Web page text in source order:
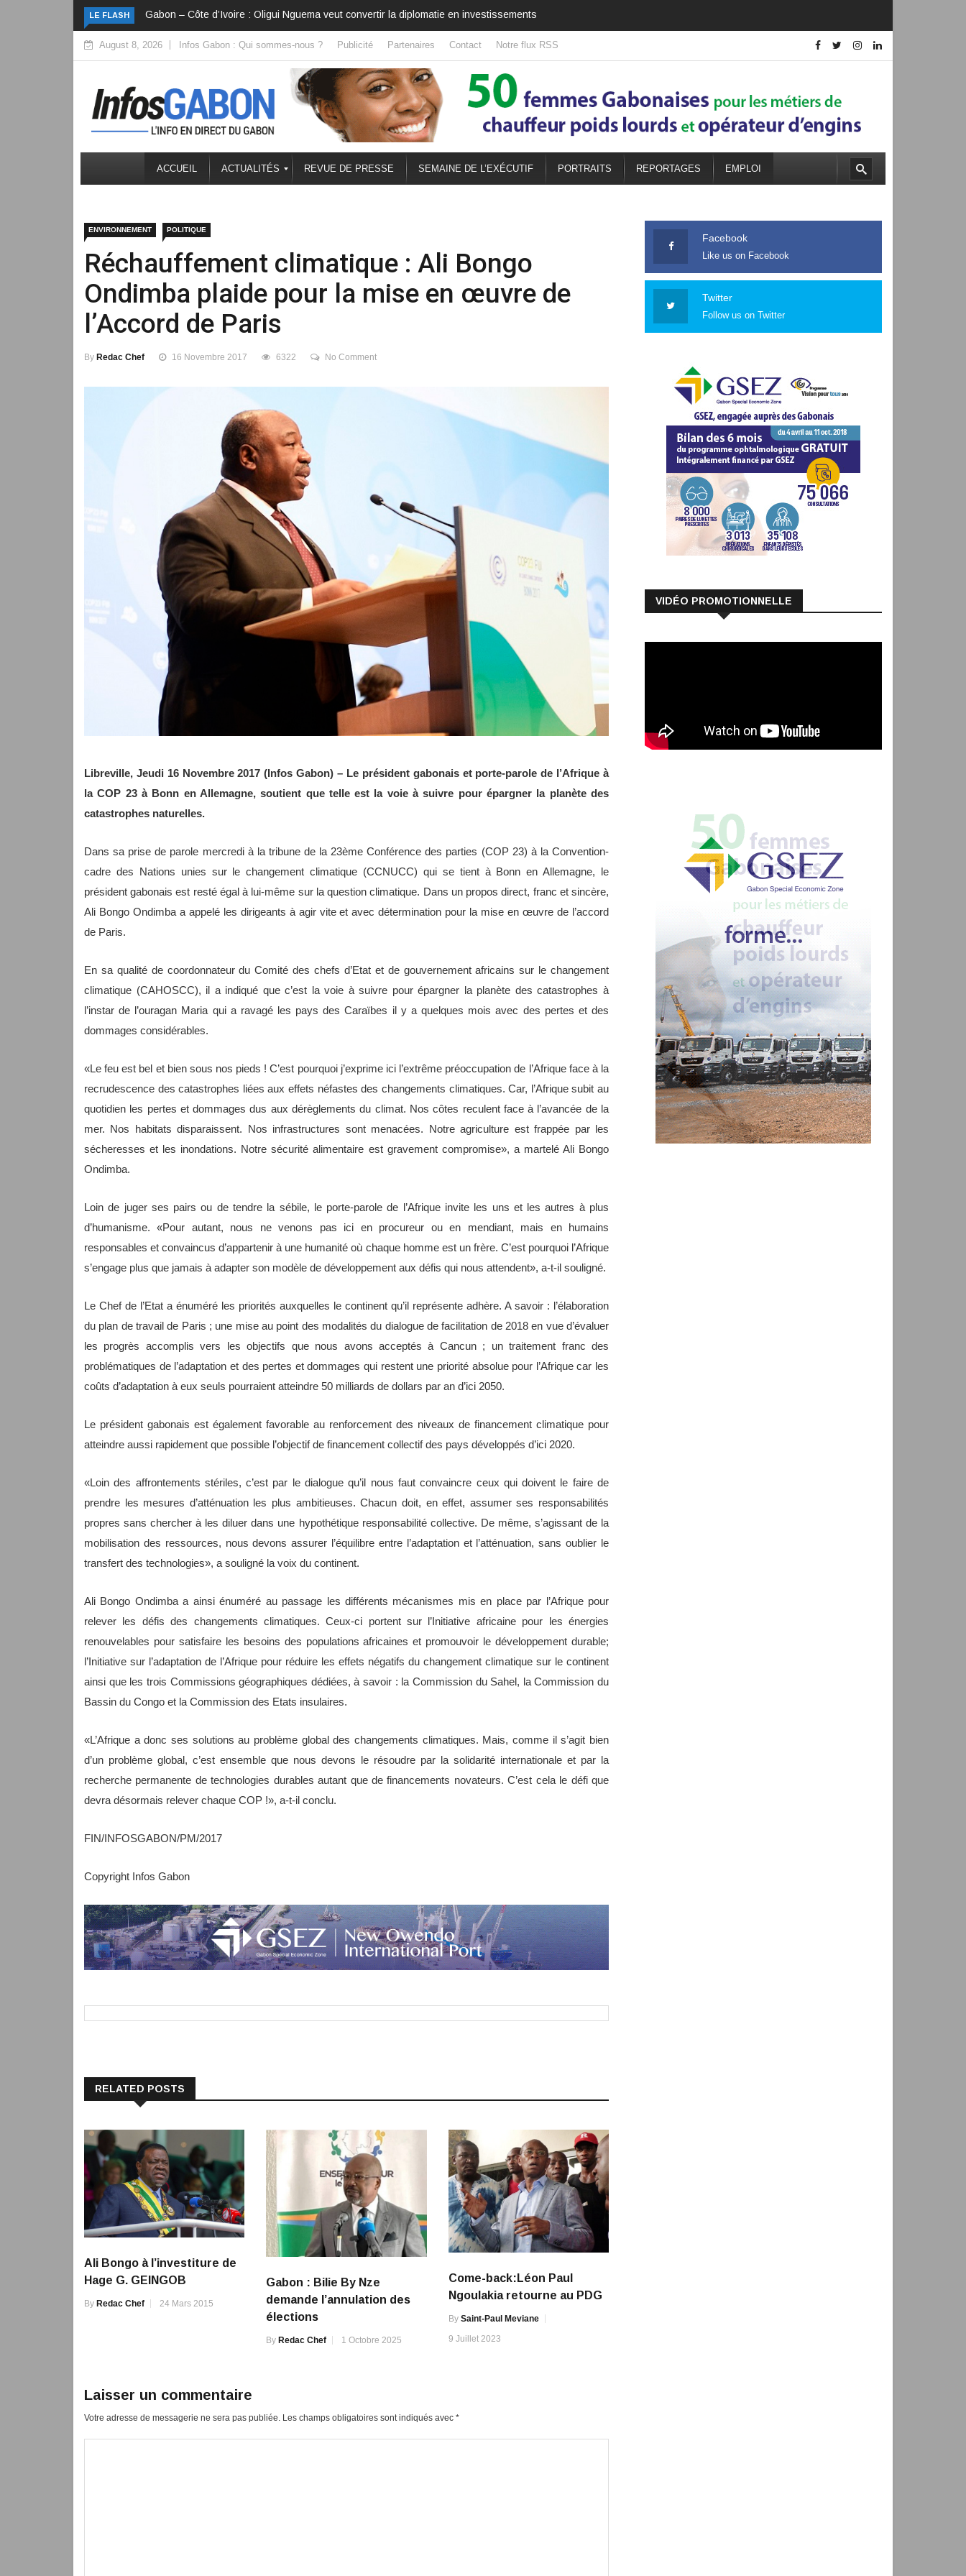
LE FLASH Côte d’Ivoire : Une fête nationale qui célèbre aussi l’amitié africaine
August 8, 2026 Infos Gabon : Qui sommes-nous ? Publicité Partenaires Contact Notre flux RSS
ACCUEIL ACTUALITÉS REVUE DE PRESSE SEMAINE DE L’EXÉCUTIF PORTRAITS REPORTAGES EMPLOI
ENVIRONNEMENT POLITIQUE
Réchauffement climatique : Ali Bongo
Ondimba plaide pour la mise en œuvre de
l’Accord de Paris
By Redac Chef 16 Novembre 2017 6322 No Comment
Libreville, Jeudi 16 Novembre 2017 (Infos Gabon) – Le président gabonais et porte-parole de l’Afrique à
la COP 23 à Bonn en Allemagne, soutient que telle est la voie à suivre pour épargner la planète des
catastrophes naturelles.
Dans sa prise de parole mercredi à la tribune de la 23ème Conférence des parties (COP 23) à la Convention-
cadre des Nations unies sur le changement climatique (CCNUCC) qui se tient à Bonn en Allemagne, le
président gabonais est resté égal à lui-même sur la question climatique. Dans un propos direct, franc et sincère,
Ali Bongo Ondimba a appelé les dirigeants à agir vite et avec détermination pour la mise en œuvre de l’accord
de Paris.
En sa qualité de coordonnateur du Comité des chefs d’Etat et de gouvernement africains sur le changement
climatique (CAHOSCC), il a indiqué que c’est la voie à suivre pour épargner la planète des catastrophes à
l’instar de l’ouragan Maria qui a ravagé les pays des Caraïbes il y a quelques mois avec des pertes et des
dommages considérables.
«Le feu est bel et bien sous nos pieds ! C’est pourquoi j’exprime ici l’extrême préoccupation de l’Afrique face à la
recrudescence des catastrophes liées aux effets néfastes des changements climatiques. Car, l’Afrique subit au
quotidien les pertes et dommages dus aux dérèglements du climat. Nos côtes reculent face à l’avancée de la
mer. Nos habitats disparaissent. Nos infrastructures sont menacées. Notre agriculture est frappée par les
sécheresses et les inondations. Notre sécurité alimentaire est gravement compromise», a martelé Ali Bongo
Ondimba.
Loin de juger ses pairs ou de tendre la sébile, le porte-parole de l’Afrique invite les uns et les autres à plus
d’humanisme. «Pour autant, nous ne venons pas ici en procureur ou en mendiant, mais en humains
responsables et convaincus d’appartenir à une humanité où chaque homme est un frère. C’est pourquoi l’Afrique
s’engage plus que jamais à adapter son modèle de développement aux défis qui nous attendent», a-t-il souligné.
Le Chef de l’Etat a énuméré les priorités auxquelles le continent qu’il représente adhère. A savoir : l’élaboration
du plan de travail de Paris ; une mise au point des modalités du dialogue de facilitation de 2018 en vue d’évaluer
les progrès accomplis vers les objectifs que nous avons acceptés à Cancun ; un traitement franc des
problématiques de l’adaptation et des pertes et dommages qui restent une priorité absolue pour l’Afrique car les
coûts d’adaptation à eux seuls pourraient atteindre 50 milliards de dollars par an d’ici 2050.
Le président gabonais est également favorable au renforcement des niveaux de financement climatique pour
atteindre aussi rapidement que possible l’objectif de financement collectif des pays développés d’ici 2020.
«Loin des affrontements stériles, c’est par le dialogue qu’il nous faut convaincre ceux qui doivent le faire de
prendre les mesures d’atténuation les plus ambitieuses. Chacun doit, en effet, assumer ses responsabilités
propres sans chercher à les diluer dans une hypothétique responsabilité collective. De même, s’agissant de la
mobilisation des ressources, nous devons assurer l’équilibre entre l’adaptation et l’atténuation, sans oublier le
transfert des technologies», a souligné la voix du continent.
Ali Bongo Ondimba a ainsi énuméré au passage les différents mécanismes mis en place par l’Afrique pour
relever les défis des changements climatiques. Ceux-ci portent sur l’Initiative africaine pour les énergies
renouvelables pour satisfaire les besoins des populations africaines et promouvoir le développement durable;
l’Initiative sur l’adaptation de l’Afrique pour réduire les effets négatifs du changement climatique sur le continent
ainsi que les trois Commissions géographiques dédiées, à savoir : la Commission du Sahel, la Commission du
Bassin du Congo et la Commission des Etats insulaires.
«L’Afrique a donc ses solutions au problème global des changements climatiques. Mais, comme il s’agit bien
d’un problème global, c’est ensemble que nous devons le résoudre par la solidarité internationale et par la
recherche permanente de technologies durables autant que de financements novateurs. C’est cela le défi que
devra désormais relever chaque COP !», a-t-il conclu.
FIN/INFOSGABON/PM/2017
Copyright Infos Gabon
RELATED POSTS
Ali Bongo à l’investiture de
Hage G. GEINGOB
By Redac Chef 24 Mars 2015
Gabon : Bilie By Nze
demande l’annulation des
élections
By Redac Chef 1 Octobre 2025
Come-back:Léon Paul
Ngoulakia retourne au PDG
By Saint-Paul Meviane
9 Juillet 2023
Laisser un commentaire
Votre adresse de messagerie ne sera pas publiée. Les champs obligatoires sont indiqués avec *
Facebook
Like us on Facebook
Twitter
Follow us on Twitter
VIDÉO PROMOTIONNELLE